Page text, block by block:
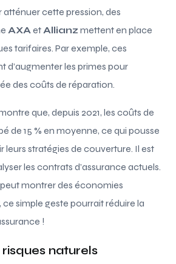
cette pression, des
AXA et Allianz mettent en place
tarifaires. Par exemple, ces
d’augmenter les primes pour
des coûts de réparation.
que, depuis 2021, les coûts de
de 15 % en moyenne, ce qui pousse
leurs stratégies de couverture. Il est
les contrats d’assurance actuels.
montrer des économies
ce simple geste pourrait réduire la
!
naturels